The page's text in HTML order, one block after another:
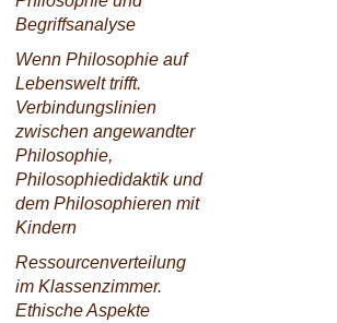
Begriffsanalyse
Wenn Philosophie auf
Lebenswelt trifft.
Verbindungslinien
zwischen angewandter
Philosophie,
Philosophiedidaktik und
dem Philosophieren mit
Kindern
Ressourcenverteilung
im Klassenzimmer.
Ethische Aspekte